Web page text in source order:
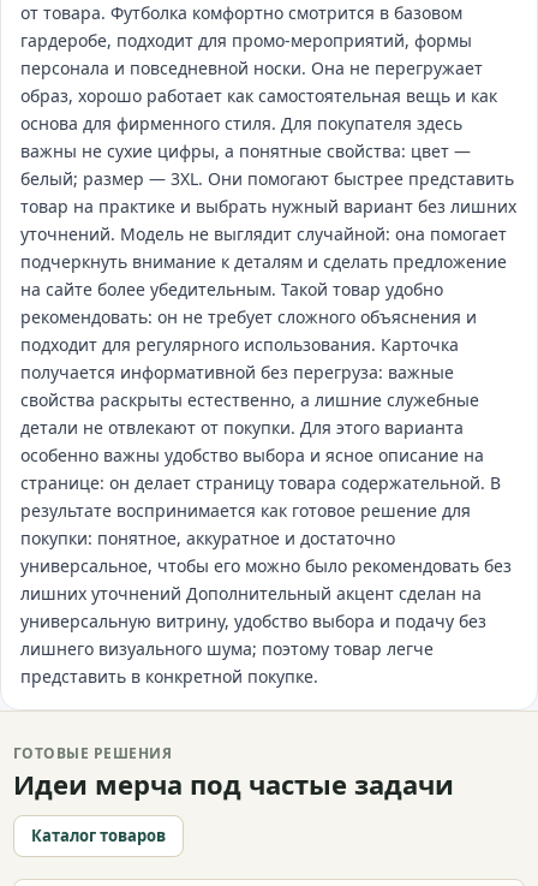
от товара. Футболка комфортно смотрится в базовом
гардеробе, подходит для промо‑мероприятий, формы
персонала и повседневной носки. Она не перегружает
образ, хорошо работает как самостоятельная вещь и как
основа для фирменного стиля. Для покупателя здесь
важны не сухие цифры, а понятные свойства: цвет —
белый; размер — 3XL. Они помогают быстрее представить
товар на практике и выбрать нужный вариант без лишних
уточнений. Модель не выглядит случайной: она помогает
подчеркнуть внимание к деталям и сделать предложение
на сайте более убедительным. Такой товар удобно
рекомендовать: он не требует сложного объяснения и
подходит для регулярного использования. Карточка
получается информативной без перегруза: важные
свойства раскрыты естественно, а лишние служебные
детали не отвлекают от покупки. Для этого варианта
особенно важны удобство выбора и ясное описание на
странице: он делает страницу товара содержательной. В
результате воспринимается как готовое решение для
покупки: понятное, аккуратное и достаточно
универсальное, чтобы его можно было рекомендовать без
лишних уточнений Дополнительный акцент сделан на
универсальную витрину, удобство выбора и подачу без
лишнего визуального шума; поэтому товар легче
представить в конкретной покупке.
ГОТОВЫЕ РЕШЕНИЯ
Идеи мерча под частые задачи
Каталог товаров